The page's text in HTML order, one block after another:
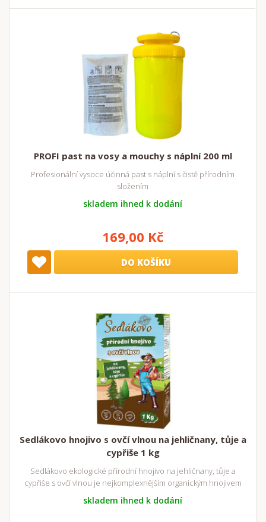
PROFI past na vosy a mouchy s náplní 200 ml
Profesionální vysoce účinná past s náplní s čistě přírodním
složením
skladem ihned k dodání
169,00 Kč
DO KOŠÍKU
Sedlákovo hnojivo s ovčí vlnou na jehličnany, tůje a
cypřiše 1 kg
Sedlákovo ekologické přírodní hnojivo na jehličnany, tůje a
cypřiše s ovčí vlnou je nejkomplexnějším organickým hnojivem
skladem ihned k dodání